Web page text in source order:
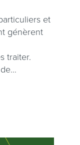
et
génèrent
traiter.